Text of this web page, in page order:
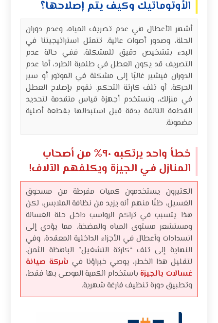
الأوتوماتيك وكيف يتم إصلاحها؟
أشهر الأعطال هي عدم تصريف المياه، وعدم دوران
الحلة، وصدور أصوات عالية. تتمثل استراتيجيتنا في
البدء بتشخيص دقيق للمشكلة، ففي حالة عدم
التصريف قد يكون العطل في طلمبة الطرد، أما عدم
الدوران فيشير غالبًا إلى مشكلة في الموتور أو سير
الحركة، أو تلف كارتة التحكم. نقوم بإصلاح العطل
في منزلك، ونستخدم أجهزة قياس متقدمة لتحديد
القطعة التالفة بدقة قبل استبدالها بقطعة أصلية
مضمونة.
خطأ واحد يرتكبه ٩٠% من أصحاب
المنازل في الجيزة ويكلفهم الآلاف!
الكثيرون يستخدمون كميات مفرطة من مسحوق
الغسيل، ظنًا منهم أنه يزيد من نظافة الملابس، لكن
هذا يتسبب في تراكم الرواسب داخل حلة الغسالة
ومستشعر مستوى المياه والمضخة، مما يؤدي إلى
انسدادات وأعطال في الأجزاء الداخلية المعقدة، وفي
النهاية إلى تلف “كارتة التشغيل” الباهظة الثمن.
لتقليل هذا الخطر، يوصي خبراؤنا في شركة صيانة
غسالات بالجيزة باستخدام الكمية الموصى بها فقط،
وتطبيق دورة تنظيف فارغة شهرية.